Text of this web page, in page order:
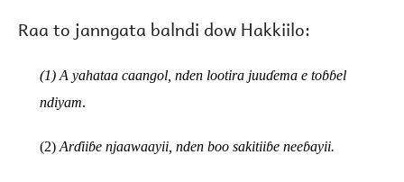
Raa to janngata balndi dow Hakkiilo:
(1) A yahataa caangol, nden lootira juuɗema e toɓɓel
ndiyam.
(2) Arɗiiɓe njaawaayii, nden boo sakitiiɓe neeɓayii.